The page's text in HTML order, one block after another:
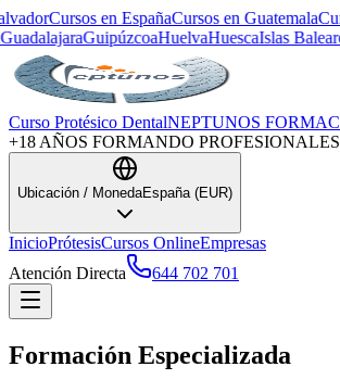
Cursos enEspañaCursos enGuatemalaCursos
GuipúzcoaHuelvaHuescaIslas BalearesJaén
Curso Protésico DentalNEPTUNOS
+18 AÑOS FORMANDO PROFESIONALES
Ubicación / MonedaEspaña(EUR)
InicioPrótesisCursos OnlineEmpresas
Atención Directa
644 702 701
Formación Especializada